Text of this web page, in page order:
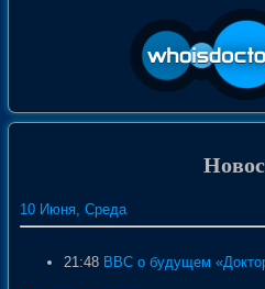
10 Июня, Среда
21:48 BBC о будущем